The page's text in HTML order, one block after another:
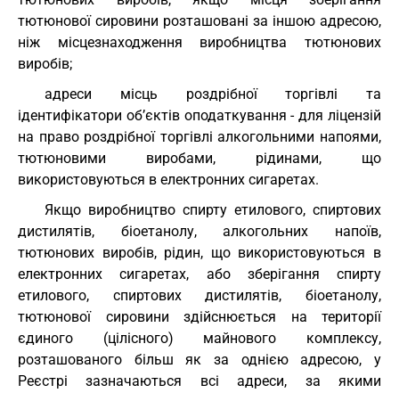
тютюнової сировини розташовані за іншою адресою,
ніж місцезнаходження виробництва тютюнових
виробів;
адреси місць роздрібної торгівлі та
ідентифікатори об’єктів оподаткування - для ліцензій
на право роздрібної торгівлі алкогольними напоями,
тютюновими виробами, рідинами, що
використовуються в електронних сигаретах.
Якщо виробництво спирту етилового, спиртових
дистилятів, біоетанолу, алкогольних напоїв,
тютюнових виробів, рідин, що використовуються в
електронних сигаретах, або зберігання спирту
етилового, спиртових дистилятів, біоетанолу,
тютюнової сировини здійснюється на території
єдиного (цілісного) майнового комплексу,
розташованого більш як за однією адресою, у
Реєстрі зазначаються всі адреси, за якими